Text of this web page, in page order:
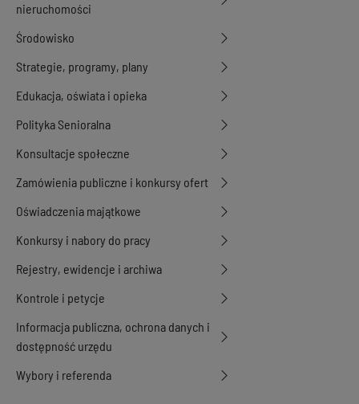
nieruchomości
Środowisko
Strategie, programy, plany
Edukacja, oświata i opieka
Polityka Senioralna
Konsultacje społeczne
Zamówienia publiczne i konkursy ofert
Oświadczenia majątkowe
Konkursy i nabory do pracy
Rejestry, ewidencje i archiwa
Kontrole i petycje
Informacja publiczna, ochrona danych i
dostępność urzędu
Wybory i referenda